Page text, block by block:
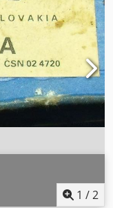
1 /2